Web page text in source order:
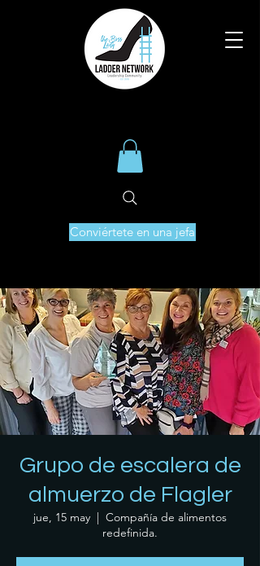
Conviértete en una jefa
Grupo de escalera de
almuerzo de Flagler
jue, 15 may
  |
Compañía de alimentos
redefinida.